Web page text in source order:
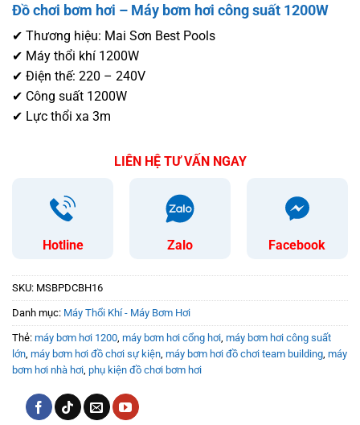
Đồ chơi bơm hơi – Máy bơm hơi công suất 1200W
✔ Thương hiệu: Mai Sơn Best Pools
✔ Máy thổi khí 1200W
✔ Điện thế: 220 – 240V
✔ Công suất 1200W
✔ Lực thổi xa 3m
LIÊN HỆ TƯ VẤN NGAY
Hotline Zalo Facebook
SKU: MSBPDCBH16
Danh mục: Máy Thổi Khí - Máy Bơm Hơi
Thẻ: máy bơm hơi 1200, máy bơm hơi cổng hơi, máy bơm hơi công suất
lớn, máy bơm hơi đồ chơi sự kiện, máy bơm hơi đồ chơi team building, máy
bơm hơi nhà hơi, phụ kiện đồ chơi bơm hơi